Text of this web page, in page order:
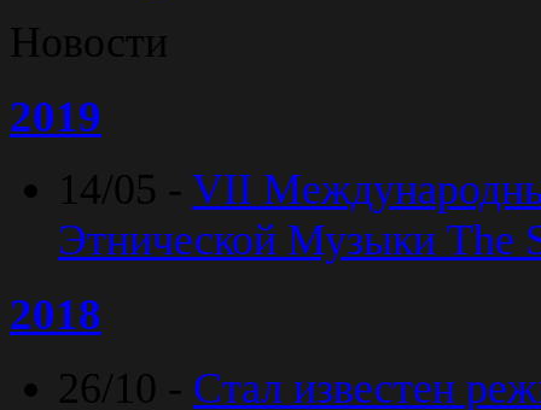
Новости
2019
14/05 - VII
Этнической Музыки The
2018
26/10 - Стал известен